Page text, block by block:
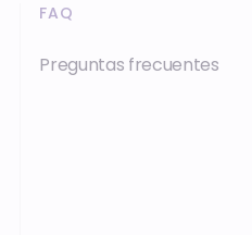
FAQ
Preguntas frecuentes